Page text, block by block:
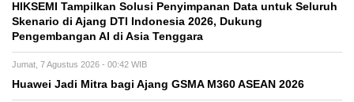
HIKSEMI Tampilkan Solusi Penyimpanan Data untuk Seluruh
Skenario di Ajang DTI Indonesia 2026, Dukung
Pengembangan AI di Asia Tenggara
Jumat, 7 Agustus 2026 - 00:42 WIB
Huawei Jadi Mitra bagi Ajang GSMA M360 ASEAN 2026